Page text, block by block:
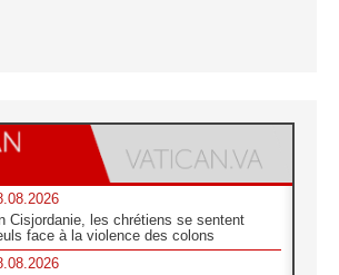
Cisjordanie, les chrétiens se sentent
face à la violence des colons